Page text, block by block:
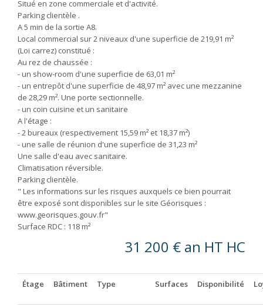
Situé en zone commerciale et d'activité.
Parking clientèle .
A 5 min de la sortie A8.
Local commercial sur 2 niveaux d'une superficie de 219,91 m²
(Loi carrez) constitué :
Au rez de chaussée :
- un show-room d'une superficie de 63,01 m²
- un entrepôt d'une superficie de 48,97 m² avec une mezzanine
de 28,29 m². Une porte sectionnelle.
- un coin cuisine et un sanitaire
A l'étage :
- 2 bureaux (respectivement 15,59 m² et 18,37 m²)
- une salle de réunion d'une superficie de 31,23 m²
Une salle d'eau avec sanitaire.
Climatisation réversible.
Parking clientèle.
" Les informations sur les risques auxquels ce bien pourrait
être exposé sont disponibles sur le site Géorisques :
www.georisques.gouv.fr"
Surface RDC : 118 m²
31 200 € an HT HC
Étage Bâtiment Type Surfaces Disponibilité